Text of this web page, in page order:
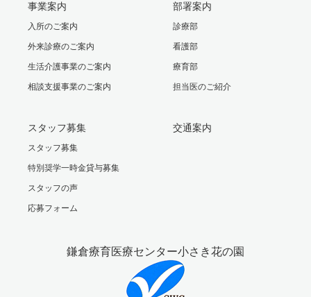
事業案内
入所のご案内
外来診療のご案内
生活介護事業のご案内
相談支援事業のご案内
部署案内
診療部
看護部
療育部
担当医のご紹介
スタッフ募集
スタッフ募集
特別奨学一時金貸与募集
スタッフの声
応募フォーム
交通案内
鎌倉療育医療センター小さき花の園